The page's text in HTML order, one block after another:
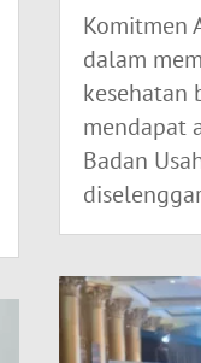
Komitmen
dalam
kesehatan
mendapat
Badan